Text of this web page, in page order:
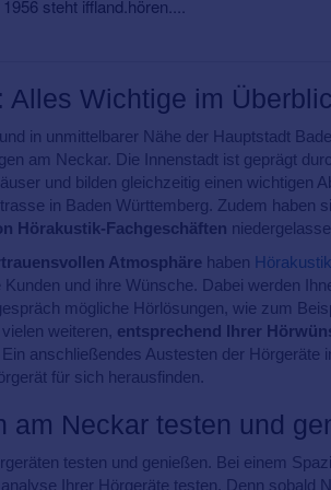
steht iffland.hören....
Wichtige im
in unmittelbarer Nähe der Hauptstadt
am Neckar. Die Innenstadt ist geprägt
und bilden gleichzeitig einen wichtigen
in Baden Württemberg. Zudem haben
Hörakustik-Fachgeschäften
Atmosphäre haben
Kunden und ihre Wünsche. Dabei werden
mögliche Hörlösungen, wie zum
weiteren, entsprechend Ihrer
anschließendes Austesten der
für sich herausfinden.
Neckar testen und
testen und genießen. Bei einem
Ihrer Hörgeräte testen. Denn sobald